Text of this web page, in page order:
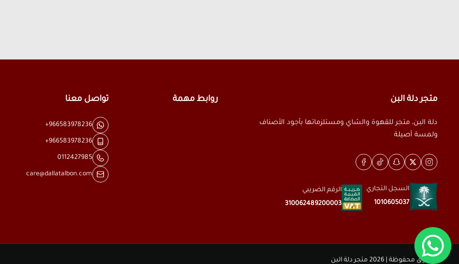
متجر دلة البن
دلة البن، متجر للقهوة والشاي ومستلزماتها بأجود الأصناف
ولمسة أصيلة
السجل التجاري
1010605037
الرقم الضريبي
310062489200003
روابط مهمة تواصل معنا
+966583978236
+966583978236
0112427985
care@dallatalbon.com
الحقوق محفوظة | 2026 متجر دلة البن